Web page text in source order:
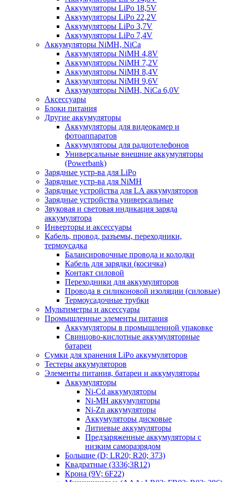
Аккумуляторы LiPo 18,5V
Аккумуляторы LiPo 22,2V
Аккумуляторы LiPo 3,7V
Аккумуляторы LiPo 7,4V
Аккумуляторы NiMH, NiCa
Аккумуляторы NiMH 4,8V
Аккумуляторы NiMH 7,2V
Аккумуляторы NiMH 8,4V
Аккумуляторы NiMH 9,6V
Аккумуляторы NiMH, NiCa 6,0V
Аксессуары
Блоки питания
Другие аккумуляторы
Аккумуляторы для видеокамер и
фотоаппаратов
Аккумуляторы для радиотелефонов
Универсальные внешние аккумуляторы
(Powerbank)
Зарядные устр-ва для LiPo
Зарядные устр-ва для NiMH
Зарядные устройства для LA аккумуляторов
Зарядные устройства универсальные
Звуковая и световая индикация заряда
аккумулятора
Инверторы и аксессуары
Кабель, провод, разъемы, переходники,
термоусадка
Балансировочные провода и колодки
Кабель для зарядки (косичка)
Контакт силовой
Переходники для аккумуляторов
Провода в силиконовой изоляции (силовые)
Термоусадочные трубки
Мультиметры и аксессуары
Промышленные элементы питания
Аккумуляторы в промышленной упаковке
Свинцово-кислотные аккумуляторные
батареи
Сумки для хранения LiPo аккумуляторов
Тестеры аккумуляторов
Элементы питания, батареи и аккумуляторы
Аккумуляторы
Ni-Cd аккумуляторы
Ni-MH аккумуляторы
Ni-Zn аккумуляторы
Аккумуляторы дисковые
Литиевые аккумуляторы
Предзаряженные аккумуляторы с
низким саморазрядом
Большие (D; LR20; R20; 373)
Квадратные (3336;3R12)
Крона (9V; 6F22)